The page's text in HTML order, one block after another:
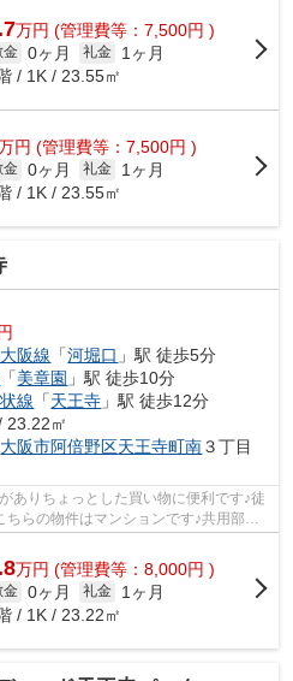
万円 (管理費等：7,500円 )
金 0ヶ月 礼金
1ヶ月
/ 1K / 23.55㎡
円 (管理費等：7,500円 )
金 0ヶ月 礼金
1ヶ月
/ 1K / 23.55㎡
阪線 「河堀口 」駅 徒歩5分
「美章園 」駅 徒歩10分
線 「天王寺 」駅 徒歩12分
23.22㎡
大阪市阿倍野区天王寺町南３丁目
ありちょっとした買い物に便利です♪徒
らの物件はマンションです♪共用部に
万円 (管理費等：8,000円 )
金 0ヶ月 礼金
1ヶ月
/ 1K / 23.22㎡